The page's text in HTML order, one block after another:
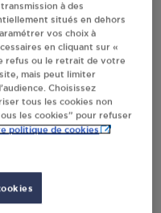
DU REVENDEUR
le traitement
et leur transfert hors UE
En savoir plus
à des
situés en dehors
vos choix à
en cliquant sur «
refus ou le retrait de votre
mais peut limiter
Choisissez
tous les cookies non
les cookies” pour refuser
politique de cookies